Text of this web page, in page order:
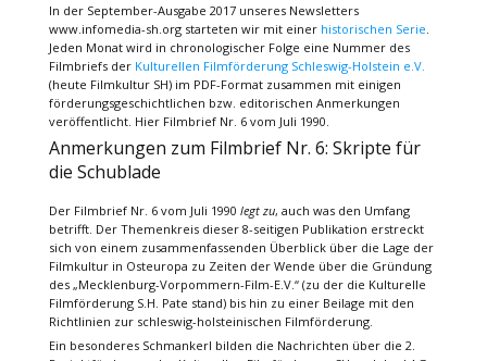
In der September-Ausgabe 2017 unseres Newsletters
www.infomedia-sh.org starteten wir mit einer historischen Serie
Jeden Monat wird in chronologischer Folge eine Nummer des
Filmbriefs der Kulturellen Filmförderung Schleswig-Holstein e.V.
(heute Filmkultur SH) im PDF-Format zusammen mit einigen
förderungsgeschichtlichen bzw. editorischen Anmerkungen
veröffentlicht. Hier Filmbrief Nr. 6 vom Juli 1990.
Anmerkungen zum Filmbrief Nr. 6: Skripte für
die Schublade
Der Filmbrief Nr. 6 vom Juli 1990 legt zu, auch was den Umfang
betrifft. Der Themenkreis dieser 8-seitigen Publikation erstreckt
sich von einem zusammenfassenden Überblick über die Lage der
Filmkultur in Osteuropa zu Zeiten der Wende über die Gründung
des „Mecklenburg-Vorpommern-Film-E.V.“ (zu der die Kulturelle
Filmförderung S.H. Pate stand) bis hin zu einer Beilage mit den
Richtlinien zur schleswig-holsteinischen Filmförderung.
Ein besonderes Schmankerl bilden die Nachrichten über die 2.